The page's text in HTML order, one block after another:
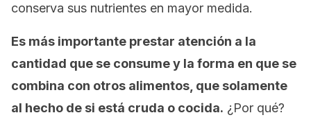
conserva sus nutrientes en mayor medida.
Es más importante prestar atención a la
cantidad que se consume y la forma en que se
combina con otros alimentos, que solamente
al hecho de si está cruda o cocida. ¿Por qué?